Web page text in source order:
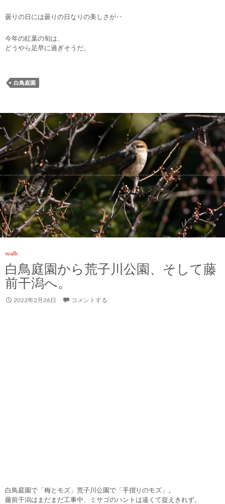
曇りの日には曇りの日なりの美しさが‥
今年の紅葉の旬は、
どうやら足早に過ぎそうだ。
白鳥庭園
walk
白鳥庭園から荒子川公園、そして藤
前干潟へ。
2022年2月26日 コメントする
白鳥庭園で「梅とモズ」荒子川公園で「手摺りのモズ」。
藤前干潟はまだまだ工事中、ミサゴのハントは遠くて捉えきれず。